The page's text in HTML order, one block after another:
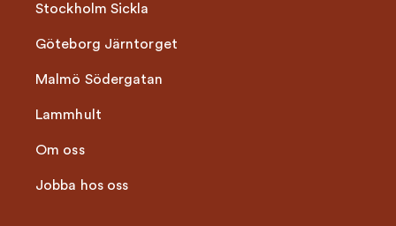
Stockholm Sickla
Göteborg Järntorget
Malmö Södergatan
Lammhult
Om oss
Jobba hos oss